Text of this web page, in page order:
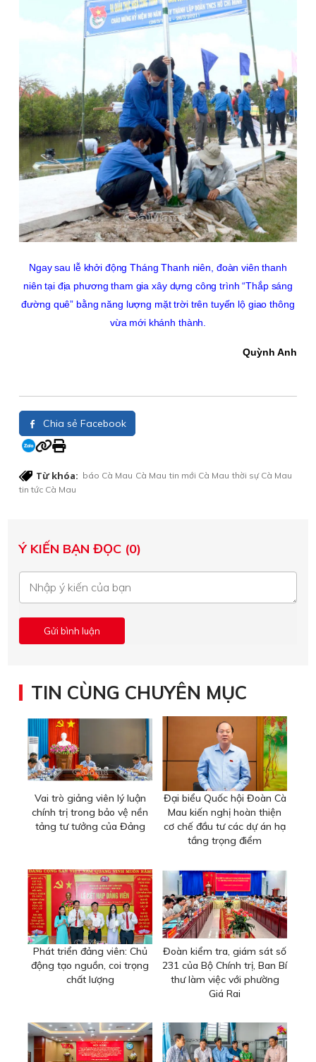
Ngay sau lễ khởi động Tháng Thanh niên, đoàn viên thanh
niên tại địa phương tham gia xây dựng công trình “Thắp sáng
đường quê” bằng năng lượng mặt trời trên tuyến lộ giao thông
vừa mới khánh thành.
Quỳnh Anh
Chia sẻ Facebook
Từ khóa: báo Cà Mau Cà Mau tin mới Cà Mau thời sự Cà Mau
tin tức Cà Mau
Ý KIẾN BẠN ĐỌC (0)
TIN CÙNG CHUYÊN MỤC
Vai trò giảng viên lý luận
chính trị trong bảo vệ nền
tảng tư tưởng của Đảng
Đại biểu Quốc hội Đoàn Cà
Mau kiến nghị hoàn thiện
cơ chế đầu tư các dự án hạ
tầng trọng điểm
Phát triển đảng viên: Chủ
động tạo nguồn, coi trọng
chất lượng
Đoàn kiểm tra, giám sát số
231 của Bộ Chính trị, Ban Bí
thư làm việc với phường
Giá Rai